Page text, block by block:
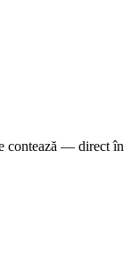
contează — direct în